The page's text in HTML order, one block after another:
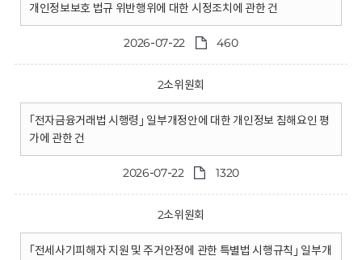
개인정보보호 법규 위반행위에 대한 시정조치에 관한 건
2026-07-22 460
2소위원회
｢전자금융거래법 시행령｣ 일부개정안에 대한 개인정보 침해요인 평
가에 관한 건
2026-07-22 1320
2소위원회
｢전세사기피해자 지원 및 주거안정에 관한 특별법 시행규칙｣ 일부개